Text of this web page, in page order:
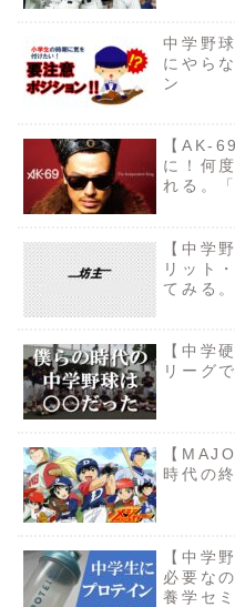
中学野
にやら
ン
【AK-
に！何度でも “今、
れる。
【中学
リット
てみる。
【中学
リーグ
【
時代の
【中学
必要な
養学セ